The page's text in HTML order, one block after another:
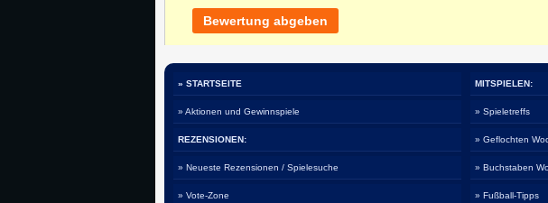
Bewertung abgeben
» STARTSEITE
» Aktionen und Gewinnspiele
REZENSIONEN:
» Neueste Rezensionen / Spielesuche
» Vote-Zone
MITSPIELEN:
» Spieletreffs
» Geflochten
» Buchstaben
» Fußball-Tipps